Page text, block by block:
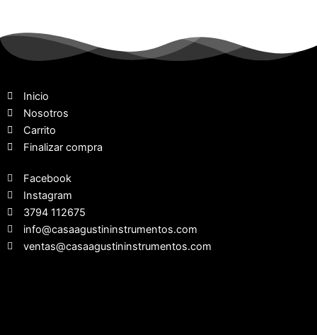
Inicio
Nosotros
Carrito
Finalizar compra
Facebook
Instagram
3794 112675
info@casaagustininstrumentos.com
ventas@casaagustininstrumentos.com